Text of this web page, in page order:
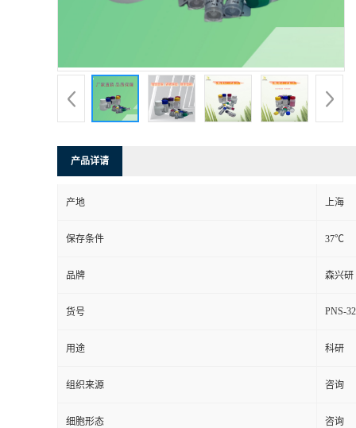
产品详请
产地 上海
保存条件 37℃
品牌 森兴研
货号 PNS-
用途 科研
组织来源 咨询
细胞形态 咨询